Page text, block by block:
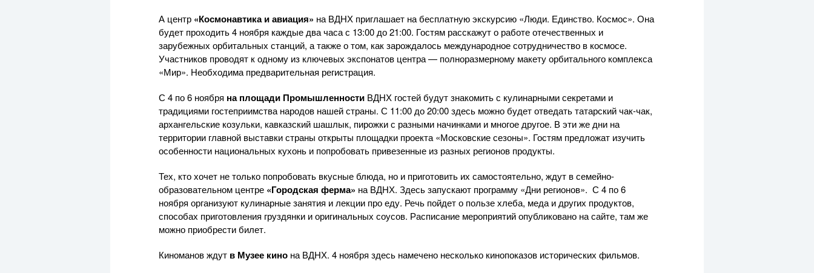
А центр «Космонавтика и авиация» на ВДНХ приглашает на бесплатную экскурсию «Люди. Единство. Космос». Она
будет проходить 4 ноября каждые два часа с 13:00 до 21:00. Гостям расскажут о работе отечественных и
зарубежных орбитальных станций, а также о том, как зарождалось международное сотрудничество в космосе.
Участников проводят к одному из ключевых экспонатов центра — полноразмерному макету орбитального комплекса
«Мир». Необходима предварительная регистрация.
С 4 по 6 ноября на площади Промышленности ВДНХ гостей будут знакомить с кулинарными секретами и
традициями гостеприимства народов нашей страны. С 11:00 до 20:00 здесь можно будет отведать татарский чак-чак,
архангельские козульки, кавказский шашлык, пирожки с разными начинками и многое другое. В эти же дни на
территории главной выставки страны открыты площадки проекта «Московские сезоны». Гостям предложат изучить
особенности национальных кухонь и попробовать привезенные из разных регионов продукты.
Тех, кто хочет не только попробовать вкусные блюда, но и приготовить их самостоятельно, ждут в семейно-
образовательном центре «Городская ферма» на ВДНХ. Здесь запускают программу «Дни регионов». С 4 по 6
ноября организуют кулинарные занятия и лекции про еду. Речь пойдет о пользе хлеба, меда и других продуктов,
способах приготовления груздянки и оригинальных соусов. Расписание мероприятий опубликовано на сайте, там же
можно приобрести билет.
Киноманов ждут в Музее кино на ВДНХ. 4 ноября здесь намечено несколько кинопоказов исторических фильмов.